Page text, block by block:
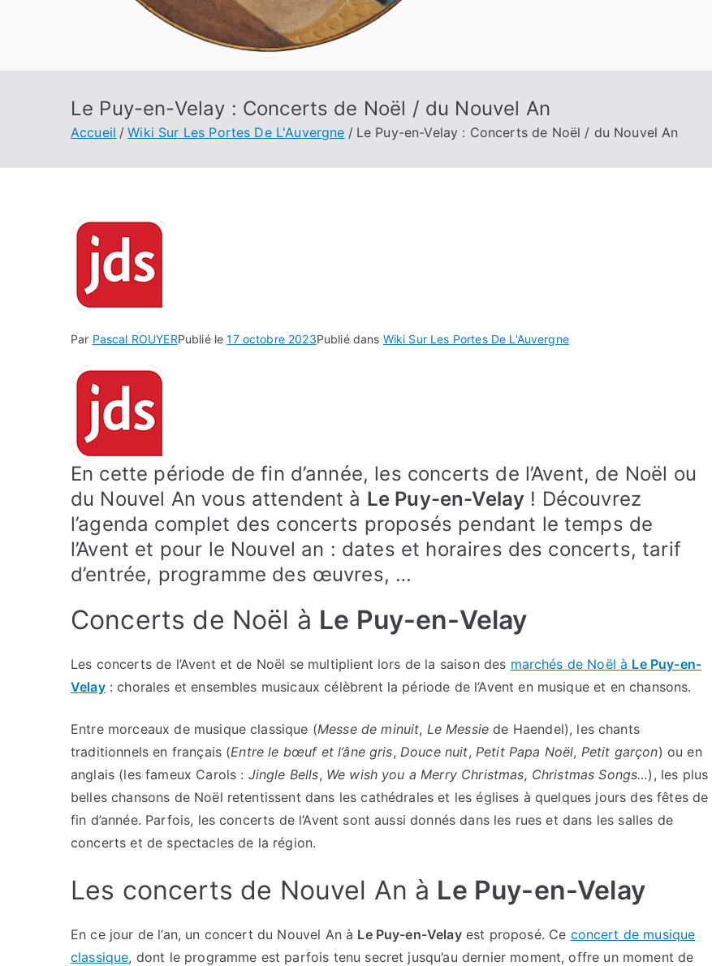
Le Puy-en-Velay : Concerts de Noël / du Nouvel An
Accueil Wiki Sur Les Portes De L'Auvergne Le Puy-en-Velay : Concerts de Noël / du Nouvel An
Par Pascal ROUYERPublié le17 octobre 2023Publié dans Wiki Sur Les Portes De L'Auvergne
En cette période de fin d’année, les concerts de l’Avent, de Noël ou
du Nouvel An vous attendent à Le Puy-en-Velay ! Découvrez
l’agenda complet des concerts proposés pendant le temps de
l’Avent et pour le Nouvel an : dates et horaires des concerts, tarif
d’entrée, programme des œuvres, …
Concerts de Noël à Le Puy-en-Velay
Les concerts de l’Avent et de Noël se multiplient lors de la saison des marchés de Noël à Le Puy-en-
Velay: chorales et ensembles musicaux célèbrent la période de l’Avent en musique et en chansons.
Entre morceaux de musique classique (Messe de minuit, Le Messie de Haendel), les chants
traditionnels en français (Entre le bœuf et l’âne gris, Douce nuit, Petit Papa Noël, Petit garçon) ou en
anglais (les fameux Carols : Jingle Bells, We wish you a Merry Christmas, Christmas Songs…), les plus
belles chansons de Noël retentissent dans les cathédrales et les églises à quelques jours des fêtes de
fin d’année. Parfois, les concerts de l’Avent sont aussi donnés dans les rues et dans les salles de
concerts et de spectacles de la région.
Les concerts de Nouvel An à Le Puy-en-Velay
En ce jour de l’an, un concert du Nouvel An à Le Puy-en-Velayest proposé. Ce concert de musique
classique, dont le programme est parfois tenu secret jusqu’au dernier moment, offre un moment de